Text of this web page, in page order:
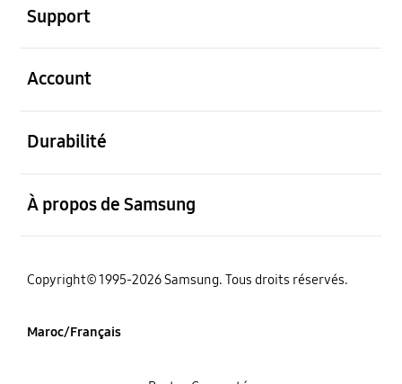
Support
Account
Durabilité
À propos de Samsung
Copyright© 1995-2026 Samsung. Tous droits réservés.
Maroc/Français